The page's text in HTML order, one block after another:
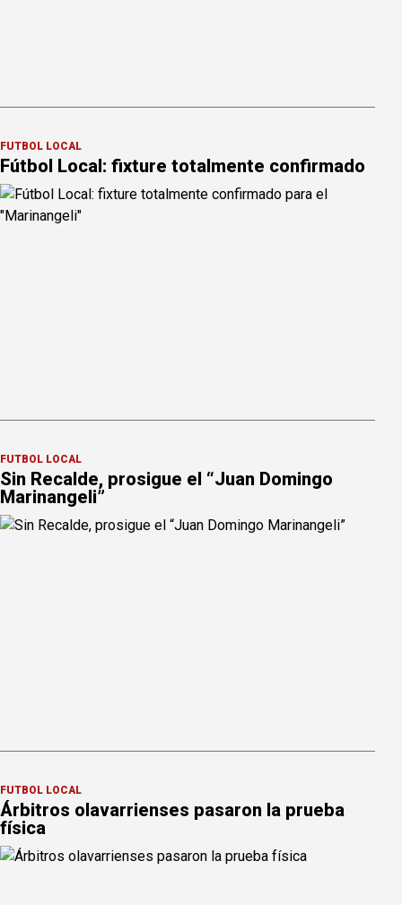
FÚTBOL LOCAL
Fútbol Local: fixture totalmente confirmado
FÚTBOL LOCAL
Sin Recalde, prosigue el “Juan Domingo
Marinangeli”
FÚTBOL LOCAL
Árbitros olavarrienses pasaron la prueba
física